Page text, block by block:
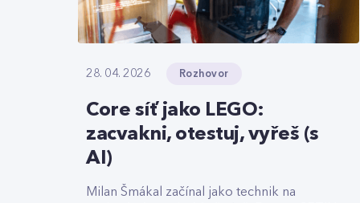
28. 04. 2026 Rozhovor
Core síť jako LEGO:
zacvakni, otestuj, vyřeš (s
AI)
Milan Šmákal začínal jako technik na